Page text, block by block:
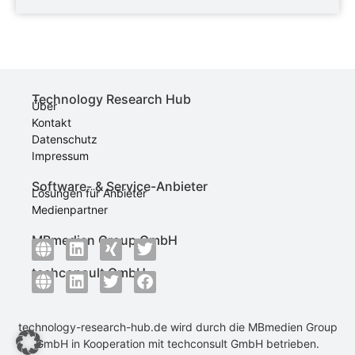
Technology Research Hub
Über
Kontakt
Datenschutz
Impressum
Software- & Service-Anbieter
Lösungen für Anbieter
Medienpartner
MBmedien Group GmbH
techconsult GmbH
technology-research-hub.de wird durch die MBmedien Group
GmbH in Kooperation mit techconsult GmbH betrieben.